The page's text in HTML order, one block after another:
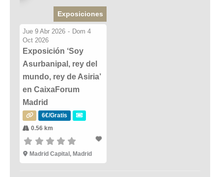
Exposiciones
Jue 9 Abr 2026 - Dom 4
Oct 2026
Exposición ‘Soy
Asurbanipal, rey del
mundo, rey de Asiria’
en CaixaForum
Madrid
6€/Gratis
0.56 km
Madrid Capital, Madrid